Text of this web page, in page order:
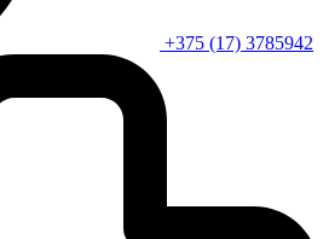
+375 (17) 3785942